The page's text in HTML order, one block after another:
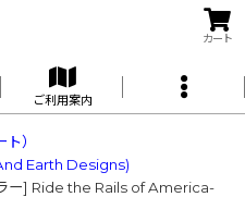
カート
ご利用案内
）
Earth Designs)
ー] Ride the Rails of America-